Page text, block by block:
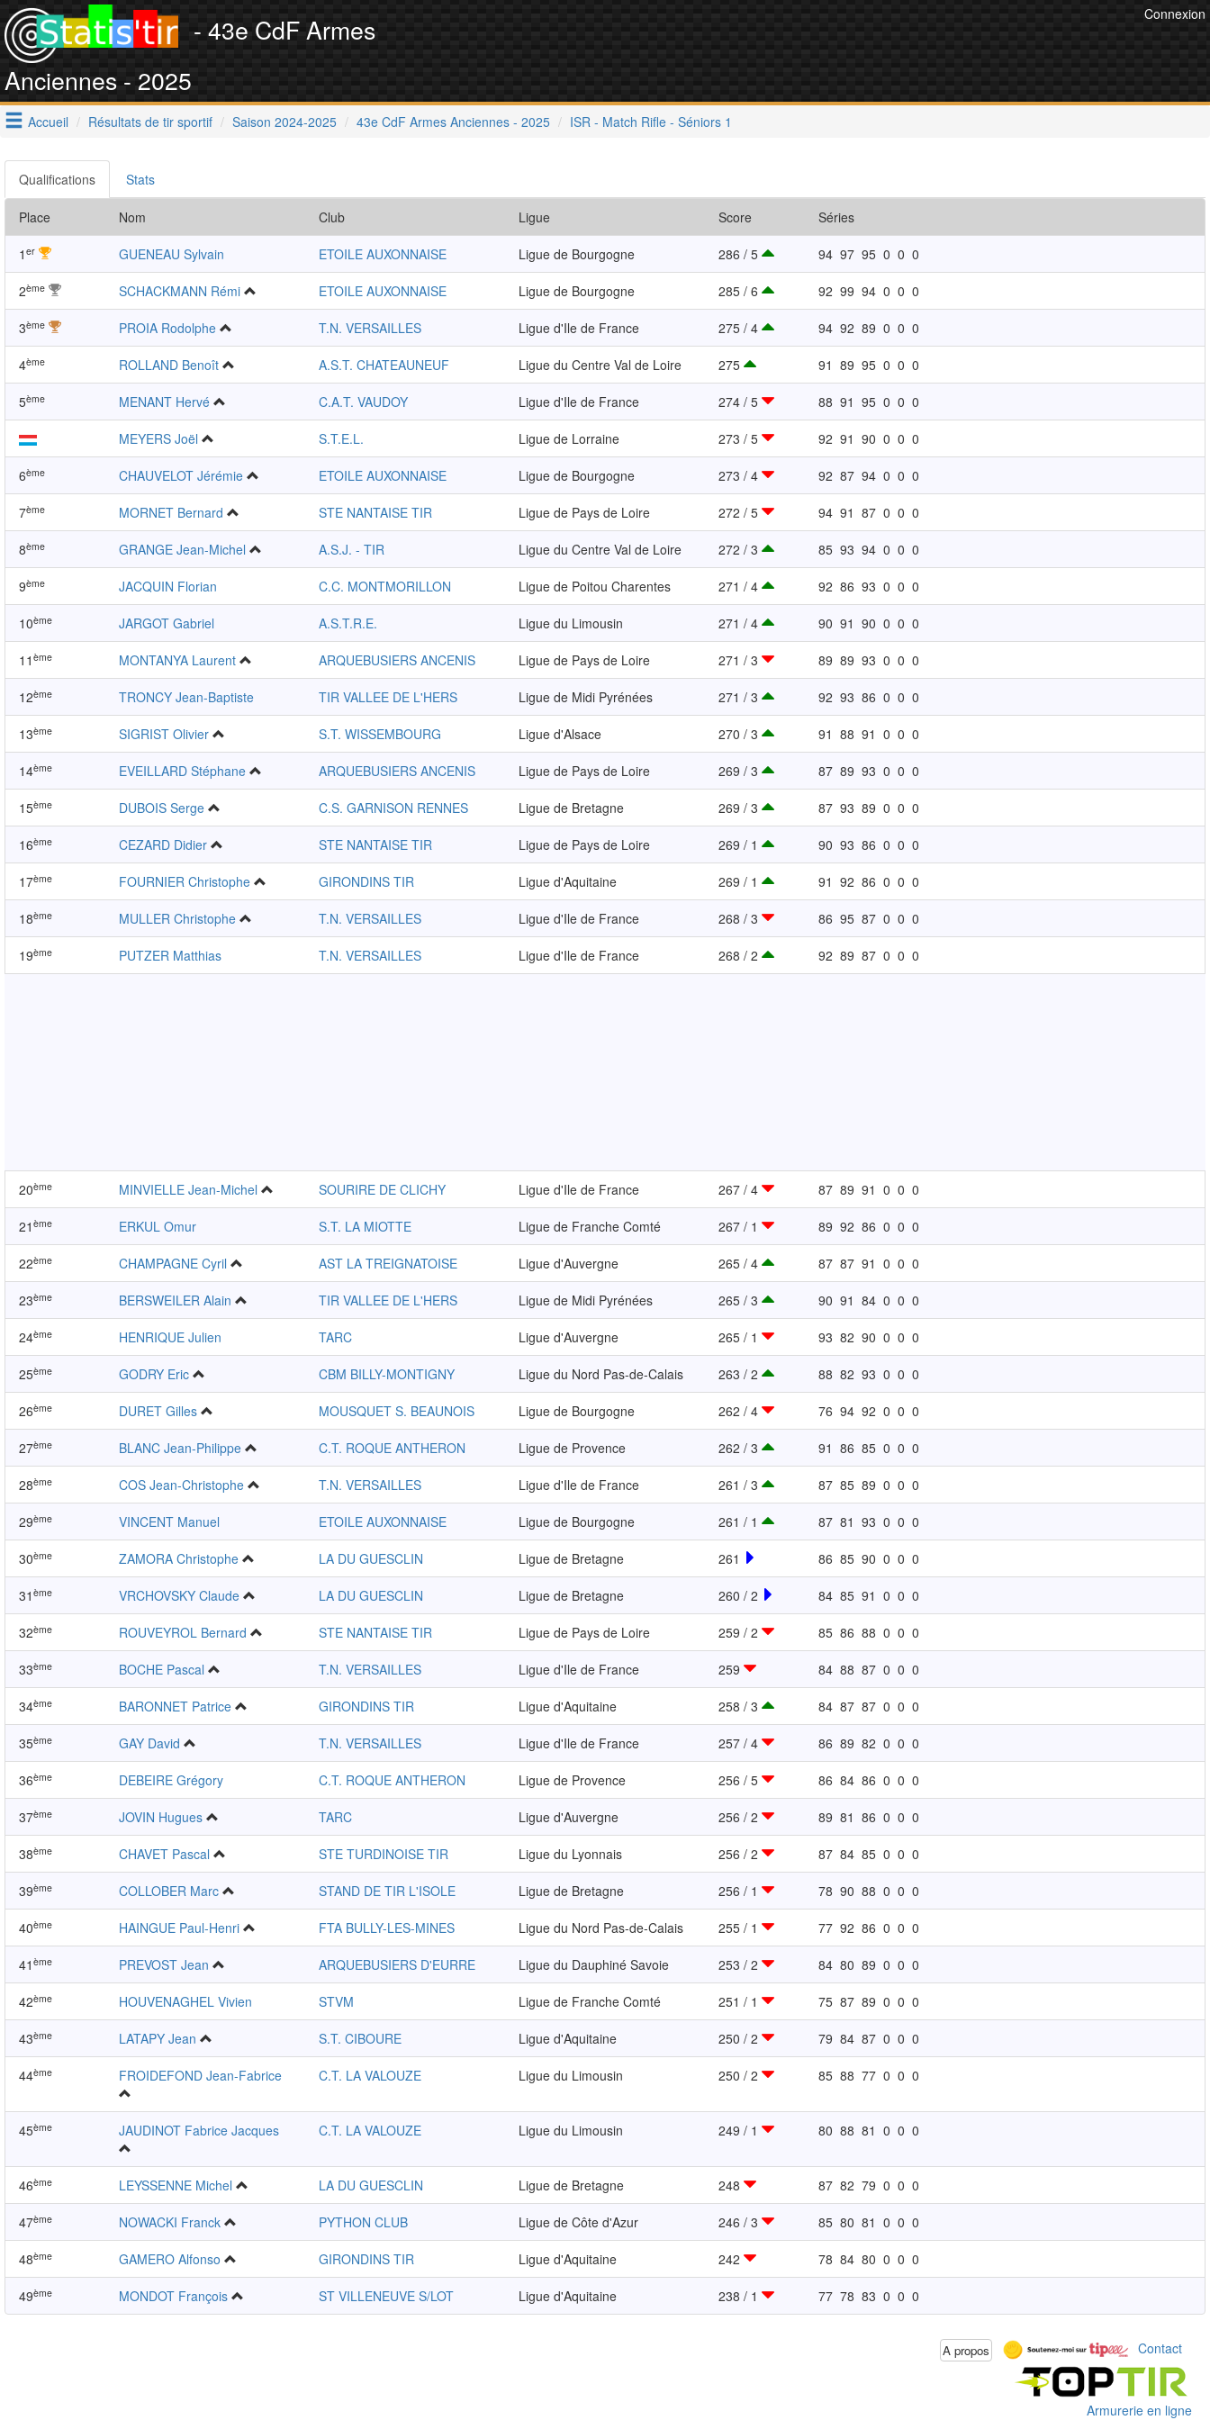
Connexion
- 43e CdF Armes
Anciennes - 2025
Accueil Résultats de tir sportif Saison 2024-2025 43e CdF Armes Anciennes - 2025 ISR - Match Rifle - Séniors 1
Qualifications Stats
Place Nom Club Ligue Score Séries
1 er GUENEAU Sylvain ETOILE AUXONNAISE Ligue de Bourgogne 286 / 5 94 97 95 0 0 0
2ème SCHACKMANN Rémi ETOILE AUXONNAISE Ligue de Bourgogne 285 / 6 92 99 94 0 0 0
3ème PROIA Rodolphe T.N. VERSAILLES Ligue d'Ile de France 275 / 4 94 92 89 0 0 0
4ème ROLLAND Benoît A.S.T. CHATEAUNEUF Ligue du Centre Val de Loire 275 91 89 95 0 0 0
5ème MENANT Hervé C.A.T. VAUDOY Ligue d'Ile de France 274 / 5 88 91 95 0 0 0
MEYERS Joël S.T.E.L. Ligue de Lorraine 273 / 5 92 91 90 0 0 0
6ème CHAUVELOT Jérémie ETOILE AUXONNAISE Ligue de Bourgogne 273 / 4 92 87 94 0 0 0
7ème MORNET Bernard STE NANTAISE TIR Ligue de Pays de Loire 272 / 5 94 91 87 0 0 0
8ème GRANGE Jean-Michel A.S.J. - TIR Ligue du Centre Val de Loire 272 / 3 85 93 94 0 0 0
9ème JACQUIN Florian C.C. MONTMORILLON Ligue de Poitou Charentes 271 / 4 92 86 93 0 0 0
10ème JARGOT Gabriel A.S.T.R.E. Ligue du Limousin 271 / 4 90 91 90 0 0 0
11 ème MONTANYA Laurent ARQUEBUSIERS ANCENIS Ligue de Pays de Loire 271 / 3 89 89 93 0 0 0
12ème TRONCY Jean-Baptiste TIR VALLEE DE L'HERS Ligue de Midi Pyrénées 271 / 3 92 93 86 0 0 0
13ème SIGRIST Olivier S.T. WISSEMBOURG Ligue d'Alsace 270 / 3 91 88 91 0 0 0
14ème EVEILLARD Stéphane ARQUEBUSIERS ANCENIS Ligue de Pays de Loire 269 / 3 87 89 93 0 0 0
15ème DUBOIS Serge C.S. GARNISON RENNES Ligue de Bretagne 269 / 3 87 93 89 0 0 0
16ème CEZARD Didier STE NANTAISE TIR Ligue de Pays de Loire 269 / 1 90 93 86 0 0 0
17ème FOURNIER Christophe GIRONDINS TIR Ligue d'Aquitaine 269 / 1 91 92 86 0 0 0
18ème MULLER Christophe T.N. VERSAILLES Ligue d'Ile de France 268 / 3 86 95 87 0 0 0
19ème PUTZER Matthias T.N. VERSAILLES Ligue d'Ile de France 268 / 2 92 89 87 0 0 0
20ème MINVIELLE Jean-Michel SOURIRE DE CLICHY Ligue d'Ile de France 267 / 4 87 89 91 0 0 0
21 ème ERKUL Omur S.T. LA MIOTTE Ligue de Franche Comté 267 / 1 89 92 86 0 0 0
22ème CHAMPAGNE Cyril AST LA TREIGNATOISE Ligue d'Auvergne 265 / 4 87 87 91 0 0 0
23ème BERSWEILER Alain TIR VALLEE DE L'HERS Ligue de Midi Pyrénées 265 / 3 90 91 84 0 0 0
24ème HENRIQUE Julien TARC Ligue d'Auvergne 265 / 1 93 82 90 0 0 0
25ème GODRY Eric CBM BILLY-MONTIGNY Ligue du Nord Pas-de-Calais 263 / 2 88 82 93 0 0 0
26ème DURET Gilles MOUSQUET S. BEAUNOIS Ligue de Bourgogne 262 / 4 76 94 92 0 0 0
27ème BLANC Jean-Philippe C.T. ROQUE ANTHERON Ligue de Provence 262 / 3 91 86 85 0 0 0
28ème COS Jean-Christophe T.N. VERSAILLES Ligue d'Ile de France 261 / 3 87 85 89 0 0 0
29ème VINCENT Manuel ETOILE AUXONNAISE Ligue de Bourgogne 261 / 1 87 81 93 0 0 0
30ème ZAMORA Christophe LA DU GUESCLIN Ligue de Bretagne 261 86 85 90 0 0 0
31 ème VRCHOVSKY Claude LA DU GUESCLIN Ligue de Bretagne 260 / 2 84 85 91 0 0 0
32ème ROUVEYROL Bernard STE NANTAISE TIR Ligue de Pays de Loire 259 / 2 85 86 88 0 0 0
33ème BOCHE Pascal T.N. VERSAILLES Ligue d'Ile de France 259 84 88 87 0 0 0
34ème BARONNET Patrice GIRONDINS TIR Ligue d'Aquitaine 258 / 3 84 87 87 0 0 0
35ème GAY David T.N. VERSAILLES Ligue d'Ile de France 257 / 4 86 89 82 0 0 0
36ème DEBEIRE Grégory C.T. ROQUE ANTHERON Ligue de Provence 256 / 5 86 84 86 0 0 0
37ème JOVIN Hugues TARC Ligue d'Auvergne 256 / 2 89 81 86 0 0 0
38ème CHAVET Pascal STE TURDINOISE TIR Ligue du Lyonnais 256 / 2 87 84 85 0 0 0
39ème COLLOBER Marc STAND DE TIR L'ISOLE Ligue de Bretagne 256 / 1 78 90 88 0 0 0
40ème HAINGUE Paul-Henri FTA BULLY-LES-MINES Ligue du Nord Pas-de-Calais 255 / 1 77 92 86 0 0 0
41 ème PREVOST Jean ARQUEBUSIERS D'EURRE Ligue du Dauphiné Savoie 253 / 2 84 80 89 0 0 0
42ème HOUVENAGHEL Vivien STVM Ligue de Franche Comté 251 / 1 75 87 89 0 0 0
43ème LATAPY Jean S.T. CIBOURE Ligue d'Aquitaine 250 / 2 79 84 87 0 0 0
44ème FROIDEFOND Jean-Fabrice C.T. LA VALOUZE Ligue du Limousin 250 / 2 85 88 77 0 0 0
45ème JAUDINOT Fabrice Jacques C.T. LA VALOUZE Ligue du Limousin 249 / 1 80 88 81 0 0 0
46ème LEYSSENNE Michel LA DU GUESCLIN Ligue de Bretagne 248 87 82 79 0 0 0
47ème NOWACKI Franck PYTHON CLUB Ligue de Côte d'Azur 246 / 3 85 80 81 0 0 0
48ème GAMERO Alfonso GIRONDINS TIR Ligue d'Aquitaine 242 78 84 80 0 0 0
49ème MONDOT François ST VILLENEUVE S/LOT Ligue d'Aquitaine 238 / 1 77 78 83 0 0 0
A propos Contact
Armurerie en ligne